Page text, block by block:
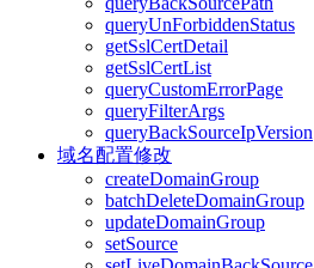
queryUnForbiddenStatus
getSslCertDetail
getSslCertList
queryCustomErrorPage
queryFilterArgs
queryBackSourceIpVersion
域名配置修改
createDomainGroup
batchDeleteDomainGroup
updateDomainGroup
setSource